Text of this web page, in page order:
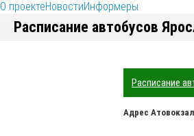
О проектеНовостиИнформеры
Расписание автобусов
Расписание
Адрес